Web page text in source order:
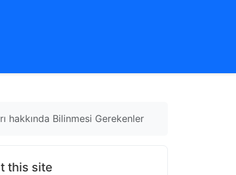
hakkında Bilinmesi Gerekenler
this site